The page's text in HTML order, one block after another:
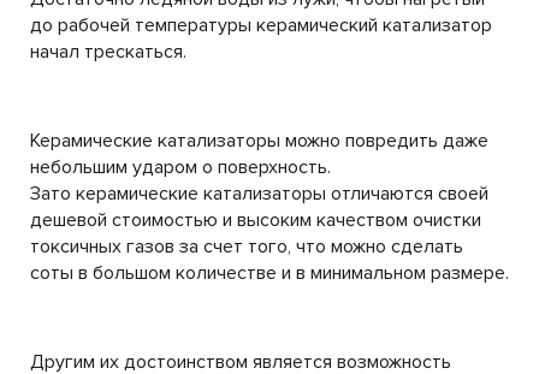
до рабочей температуры керамический катализатор
начал трескаться.
Керамические катализаторы можно повредить даже
небольшим ударом о поверхность.
Зато керамические катализаторы отличаются своей
дешевой стоимостью и высоким качеством очистки
токсичных газов за счет того, что можно сделать
соты в большом количестве и в минимальном размере.
Другим их достоинством является возможность